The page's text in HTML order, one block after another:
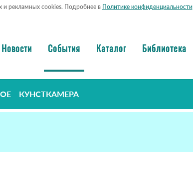
и рекламных cookies. Подробнее в Политике конфиденциальности
Новости События Каталог Библиотека
КУНСТКАМЕРА